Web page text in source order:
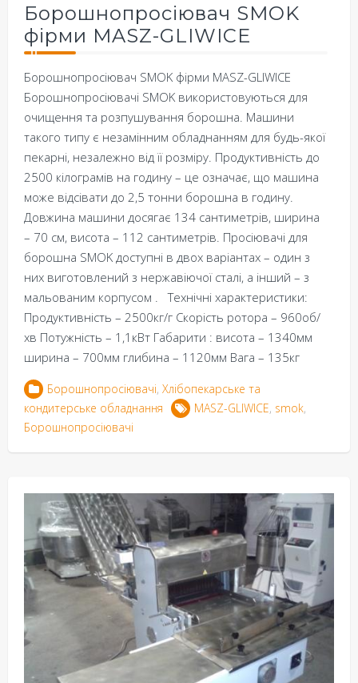
Борошнопросіювач SMOK
фірми MASZ-GLIWICE
Борошнопросіювач SMOK фірми MASZ-GLIWICE
Борошнопросіювачі SMOK використовуються для
очищення та розпушування борошна. Машини
такого типу є незамінним обладнанням для будь-якої
пекарні, незалежно від її розміру. Продуктивність до
2500 кілограмів на годину – це означає, що машина
може відсівати до 2,5 тонни борошна в годину.
Довжина машини досягає 134 сантиметрів, ширина
– 70 см, висота – 112 сантиметрів. Просіювачі для
борошна SMOK доступні в двох варіантах – один з
них виготовлений з нержавіючої сталі, а інший – з
мальованим корпусом . Технічні характеристики:
Продуктивність – 2500кг/г Скорість ротора – 960об/
хв Потужність – 1,1кВт Габарити : висота – 1340мм
ширина – 700мм глибина – 1120мм Вага – 135кг
Борошнопросіювачі, Хлібопекарське та
кондитерське обладнання
MASZ-GLIWICE, smok,
Борошнопросіювачі